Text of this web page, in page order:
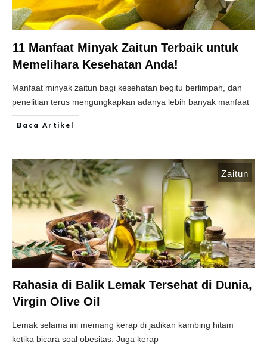
11 Manfaat Minyak Zaitun Terbaik untuk
Memelihara Kesehatan Anda!
Manfaat minyak zaitun bagi kesehatan begitu berlimpah, dan
penelitian terus mengungkapkan adanya lebih banyak manfaat
Baca Artikel
Zaitun
Rahasia di Balik Lemak Tersehat di Dunia,
Virgin Olive Oil
Lemak selama ini memang kerap di jadikan kambing hitam
ketika bicara soal obesitas. Juga kerap